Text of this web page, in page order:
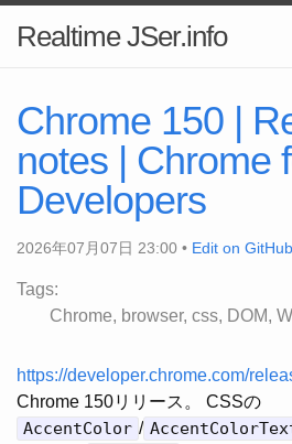
Realtime JSer.info
Chrome 150 |
notes | Chrome
Developers
2026年07月07日 23:00 • Edit on GitHub
Tags:
Chrome
browser css DOM
https://developer.chrome.com/
Chrome 150リリース。 CSSの
AccentColor /